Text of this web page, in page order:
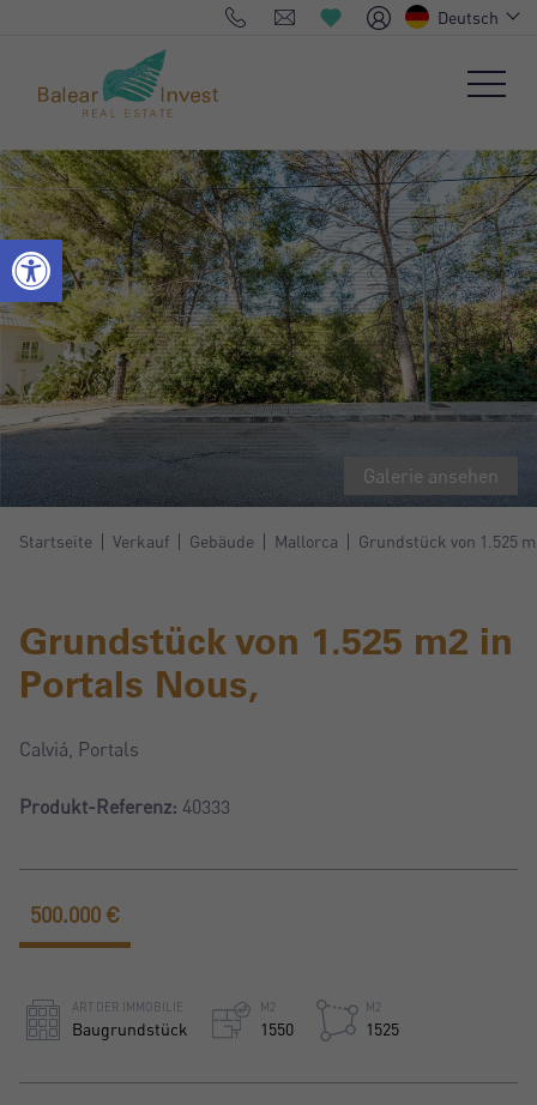
Deutsch
Galerie ansehen
Startseite Verkauf Gebäude Mallorca Grundstück von 1.525
Grundstück von 1.525 m2 in
Portals Nous,
Calviá, Portals
Produkt-Referenz: 40333
ART DER IMMOBILIE
Baugrundstück
M2
1550
M2
1525
500.000 €